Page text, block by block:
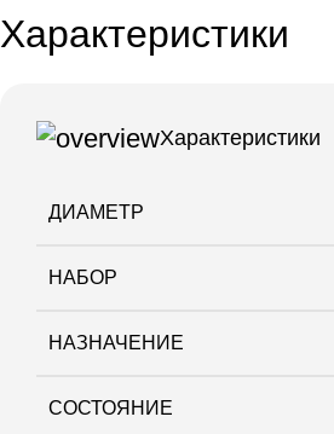
Характеристики
Характеристики
ДИАМЕТР
НАБОР
НАЗНАЧЕНИЕ
СОСТОЯНИЕ